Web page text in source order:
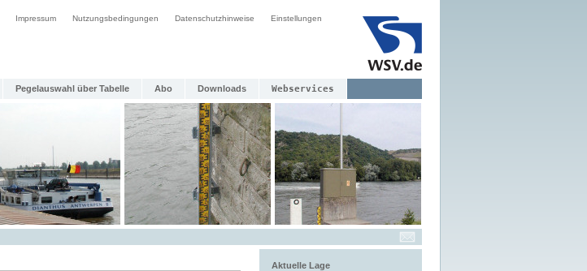
Impressum Nutzungsbedingungen Datenschutzhinweise Einstellungen
Pegelauswahl über Tabelle Abo Downloads Webservices
Aktuelle Lage